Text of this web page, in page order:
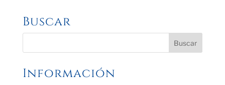
Buscar
Información